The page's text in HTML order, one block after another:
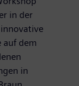
in der
auf dem
in